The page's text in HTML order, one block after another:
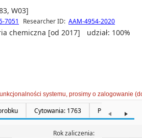
W03]
7051 Researcher ID: AAM-4954-2020
chemiczna [od 2017] udział: 100%
systemu, prosimy o zalogowanie
Cytowania: 1763 Promotorstwa:
Rok zaliczenia: